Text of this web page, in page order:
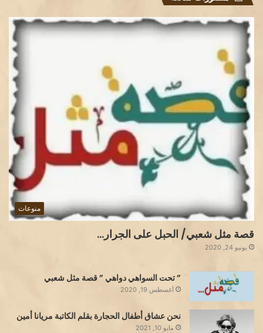
منوعات
قصة مثل شعبي/ الحبل على الجرار…
يونيو 24, 2020
” تحت السواهي دواهي ” قصة مثل شعبي
أغسطس 19, 2020
نحن عشاق أطفال الحجارة بقلم الكاتبة مريانا أمين
مايو 10, 2021